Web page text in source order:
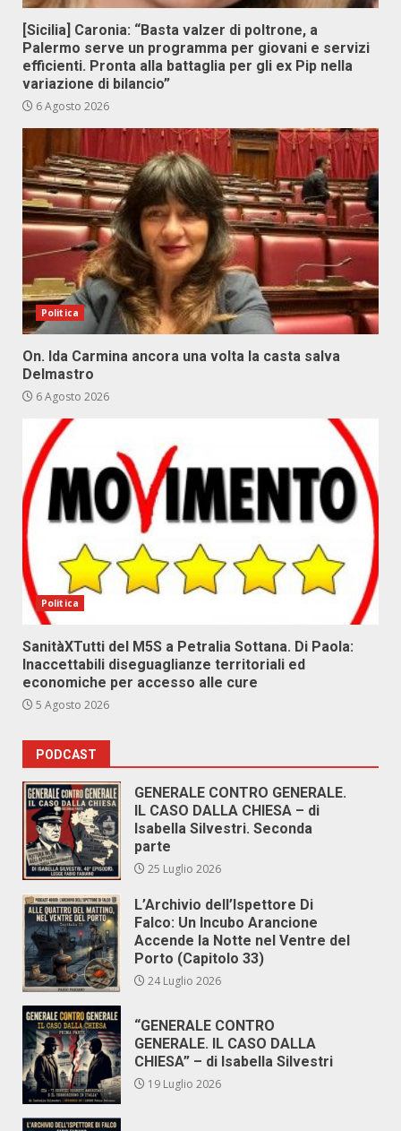
[Sicilia] Caronia: “Basta valzer di poltrone, a
Palermo serve un programma per giovani e servizi
efficienti. Pronta alla battaglia per gli ex Pip nella
variazione di bilancio”
6 Agosto 2026
Politica
On. Ida Carmina ancora una volta la casta salva
Delmastro
6 Agosto 2026
Politica
SanitàXTutti del M5S a Petralia Sottana. Di Paola:
Inaccettabili diseguaglianze territoriali ed
economiche per accesso alle cure
5 Agosto 2026
PODCAST
GENERALE CONTRO GENERALE.
IL CASO DALLA CHIESA – di
Isabella Silvestri. Seconda
parte
25 Luglio 2026
L’Archivio dell’Ispettore Di
Falco: Un Incubo Arancione
Accende la Notte nel Ventre del
Porto (Capitolo 33)
24 Luglio 2026
“GENERALE CONTRO
GENERALE. IL CASO DALLA
CHIESA” – di Isabella Silvestri
19 Luglio 2026